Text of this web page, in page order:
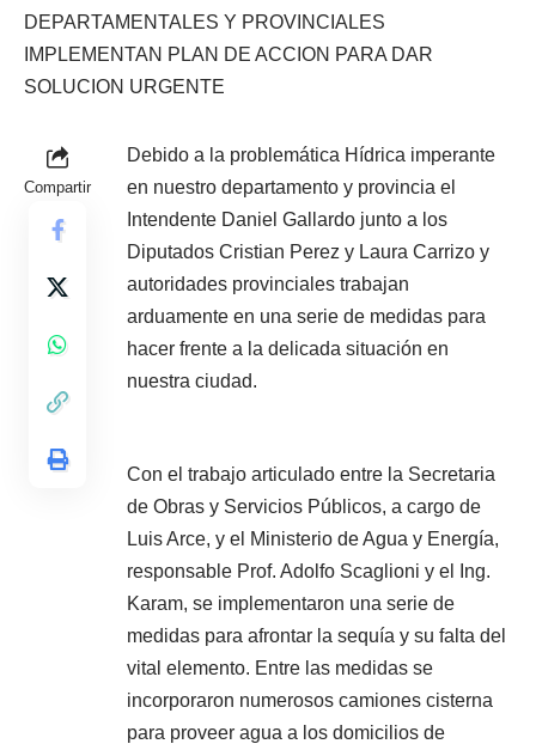
Compartir
Debido a la problemática Hídrica imperante
en nuestro departamento y provincia el
Intendente Daniel Gallardo junto a los
Diputados Cristian Perez y Laura Carrizo y
autoridades provinciales trabajan
arduamente en una serie de medidas para
hacer frente a la delicada situación en
nuestra ciudad.
Con el trabajo articulado entre la Secretaria
de Obras y Servicios Públicos, a cargo de
Luis Arce, y el Ministerio de Agua y Energía,
responsable Prof. Adolfo Scaglioni y el Ing.
Karam, se implementaron una serie de
medidas para afrontar la sequía y su falta del
vital elemento. Entre las medidas se
incorporaron numerosos camiones cisterna
para proveer agua a los domicilios de